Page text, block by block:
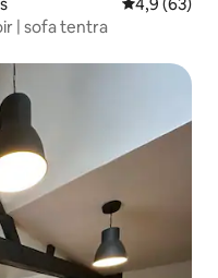
Note
4,9 (63)
| sofa tentra
plus aimés